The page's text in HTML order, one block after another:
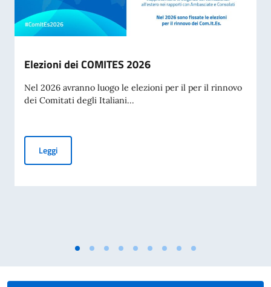
Elezioni dei COMITES 2026
Nel 2026 avranno luogo le elezioni per il per il rinnovo
dei Comitati degli Italiani...
LeggiElezioni dei COMITES 2026